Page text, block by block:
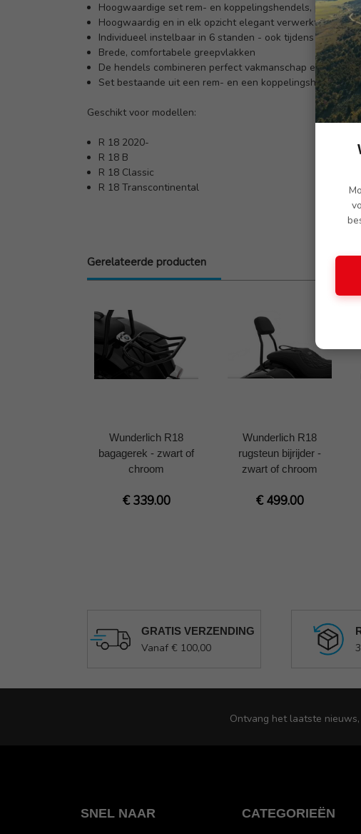
Hoogwaardige set rem- en koppelingshendels, perfect
Hoogwaardig en in elk opzicht elegant verwerkt
Individueel instelbaar in 6 standen - ook tijdens het rijden
Brede, comfortabele greepvlakken
De hendels combineren perfect vakmanschap en
Set bestaande uit een rem- en een koppelingshendel
Geschikt voor modellen:
R 18 2020-
R 18 B
R 18 Classic
R 18 Transcontinental
Gerelateerde producten
Wunderlich R18
bagagerek - zwart of
chroom
€ 339.00
Wunderlich R18
rugsteun bijrijder -
zwart of chroom
€ 499.00
GRATIS VERZENDING
Vanaf € 100,00
Ontvang het laatste
SNEL NAAR CATEGORIEËN